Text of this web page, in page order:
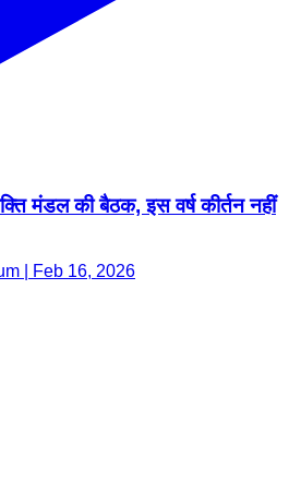
मंडल की बैठक, इस वर्ष कीर्तन नहीं
| Feb 16, 2026